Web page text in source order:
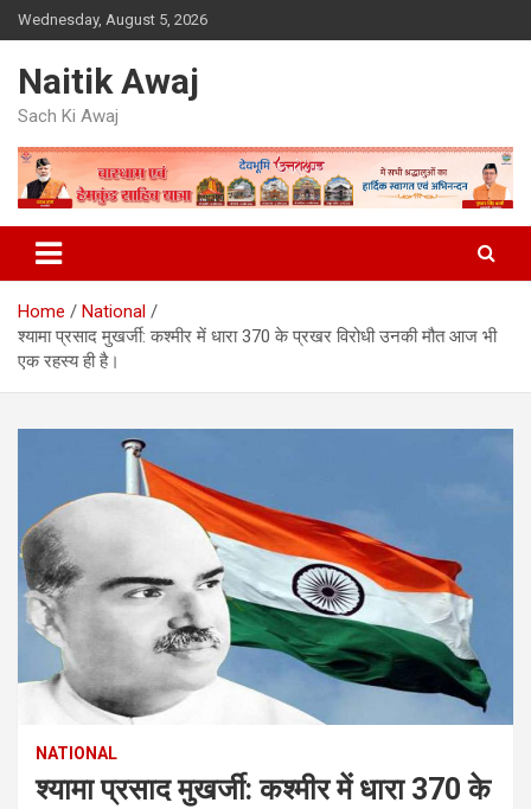
Skip
to
Wednesday, August 5, 2026
Naitik Awaj
Sach Ki Awaj
Home
National
श्यामा प्रसाद मुखर्जी: कश्मीर में धारा 370 के प्रखर विरोधी उनकी मौत आज भी
एक रहस्य ही है।
NATIONAL
श्यामा प्रसाद मुखर्जी: कश्मीर में धारा 370 के